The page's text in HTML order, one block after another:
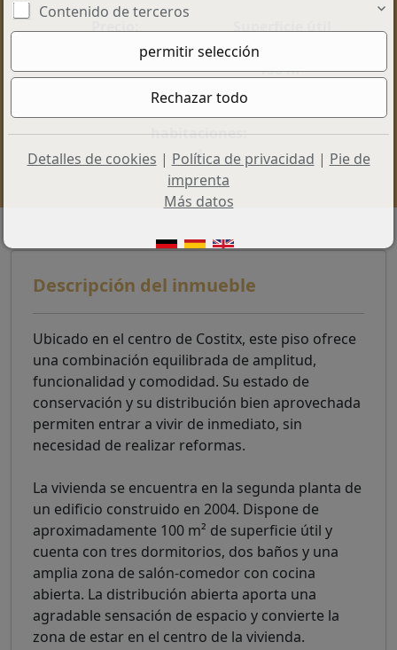
Precio:
385.000 €
Superficie útil
aprox.:
100 m²
habitaciones:
4
Descripción del inmueble
Ubicado en el centro de Costitx, este piso ofrece
una combinación equilibrada de amplitud,
funcionalidad y comodidad. Su estado de
conservación y su distribución bien aprovechada
permiten entrar a vivir de inmediato, sin
necesidad de realizar reformas.
La vivienda se encuentra en la segunda planta de
un edificio construido en 2004. Dispone de
aproximadamente 100 m² de superficie útil y
cuenta con tres dormitorios, dos baños y una
amplia zona de salón-comedor con cocina
abierta. La distribución abierta aporta una
agradable sensación de espacio y convierte la
zona de estar en el centro de la vivienda.
Contenido de terceros
Detalles de cookies | Política de privacidad | Pie de
imprenta
Más datos